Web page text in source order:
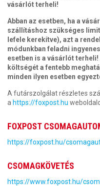
vásárlót terheli!
Abban az esetben, ha a
szállításhoz szükséges
lefele kerekítve), azt a
módunkban feladni
esetben is a vásárlót
költségét a fentebb
minden ilyen esetben
A futárszolgálat részletes
a https://foxpost.hu
FOXPOST
https://foxpost.hu/
CSOMAGKÖVETÉS
https://www.foxpost.hu/